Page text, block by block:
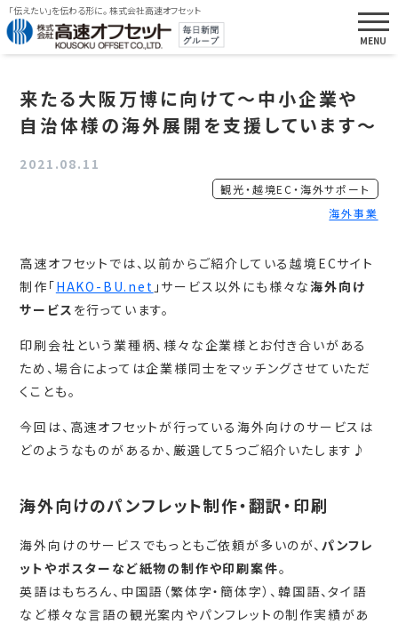
「伝えたい」を伝わる形に。 株式会社高速オフセット
来たる大阪万博に向けて～中小企業や
自治体様の海外展開を支援しています～
2021.08.11
観光・越境EC・海外サポート
海外事業
高速オフセットでは、以前からご紹介している越境ECサイト
制作「HAKO-BU.net 」サービス以外にも様々な海外向け
サービス を行っています。
印刷会社という業種柄、様々な企業様とお付き合いがある
ため、場合によっては企業様同士をマッチングさせていただ
くことも。
今回は、高速オフセットが行っている海外向けのサービスは
どのようなものがあるか、厳選して5つご紹介いたします♪
海外向けのパンフレット制作・翻訳・印刷
海外向けのサービスでもっともご依頼が多いのが、 パンフレ
ットやポスターなど紙物の制作や印刷案件。
英語はもちろん、中国語（繁体字・簡体字）、韓国語、タイ語
など様々な言語の観光案内やパンフレットの制作実績があ